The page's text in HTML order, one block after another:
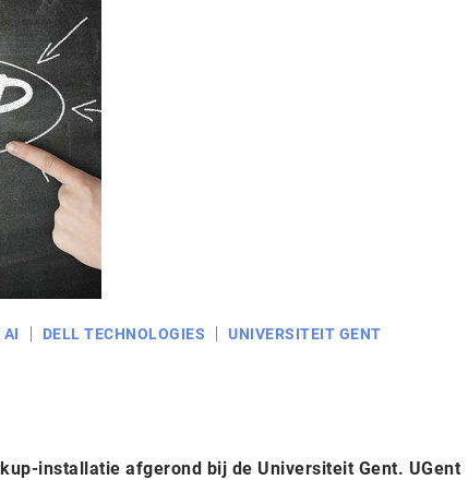
AI DELL TECHNOLOGIES UNIVERSITEIT GENT
installatie afgerond bij de Universiteit Gent. UGent